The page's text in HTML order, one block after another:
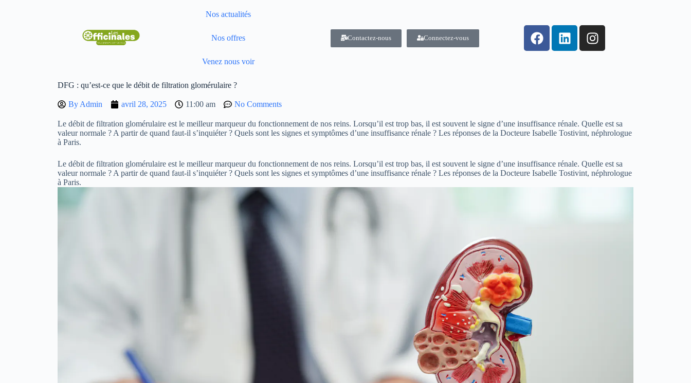
Nos actualités
Nos offres
Venez nous voir
Contactez-nous Connectez-vous
DFG : qu’est-ce que le débit de filtration glomérulaire ?
By Admin avril 28, 2025 11:00 am No Comments
Le débit de filtration glomérulaire est le meilleur marqueur du fonctionnement de nos reins. Lorsqu’il est trop bas, il est souvent le signe d’une insuffisance rénale. Quelle est sa
valeur normale ? A partir de quand faut-il s’inquiéter ? Quels sont les signes et symptômes d’une insuffisance rénale ? Les réponses de la Docteure Isabelle Tostivint, néphrologue
à Paris.
Le débit de filtration glomérulaire est le meilleur marqueur du fonctionnement de nos reins. Lorsqu’il est trop bas, il est souvent le signe d’une insuffisance rénale. Quelle est sa
valeur normale ? A partir de quand faut-il s’inquiéter ? Quels sont les signes et symptômes d’une insuffisance rénale ? Les réponses de la Docteure Isabelle Tostivint, néphrologue
à Paris.